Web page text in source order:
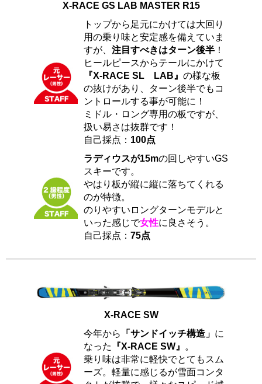
X-RACE GS LAB MASTER R15
トップから足元にかけては大回り
用の乗り味と安定感を備えていま
すが、 注目すべきはターン後半 ！
ヒールピースからテールにかけて
『X-RACE SL LAB』 の様な板
の抜けがあり、ターン後半でもコ
ントロールする事が可能に！
ミドル・ロング専用の板ですが、
扱い易さは抜群です！
自己採点： 100点
ラディウスが15mの回しやすいGS
スキーです。
やはり板が縦に縦に落ちてくれる
のが特徴。
のりやすいロングターンモデルと
いった感じで女性に良さそう。
自己採点： 75点
X-RACE SW
今年から
「サンドイッチ構造」 に
なった
『X-RACE SW』 。
乗り味は非常に軽快でとてもスム
ーズ。軽量に感じるが雪面コンタ